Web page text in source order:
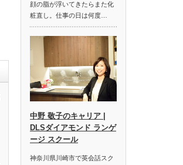
顔の脂が浮いてきたらまた化
粧直し。仕事の日は何度…
中野 敬子のキャリア |
DLSダイアモンド ランゲ
ージ スクール
神奈川県川崎市で英会話スク